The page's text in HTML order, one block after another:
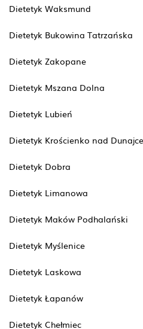
Dietetyk Waksmund
Dietetyk Bukowina Tatrzańska
Dietetyk Zakopane
Dietetyk Mszana Dolna
Dietetyk Lubień
Dietetyk Krościenko nad
Dietetyk Dobra
Dietetyk Limanowa
Dietetyk Maków Podhalański
Dietetyk Myślenice
Dietetyk Laskowa
Dietetyk Łapanów
Dietetyk Chełmiec